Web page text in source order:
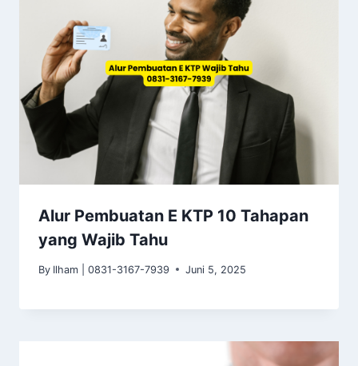
Alur Pembuatan E KTP 10 Tahapan
yang Wajib Tahu
By Ilham | 0831-3167-7939 Juni 5, 2025